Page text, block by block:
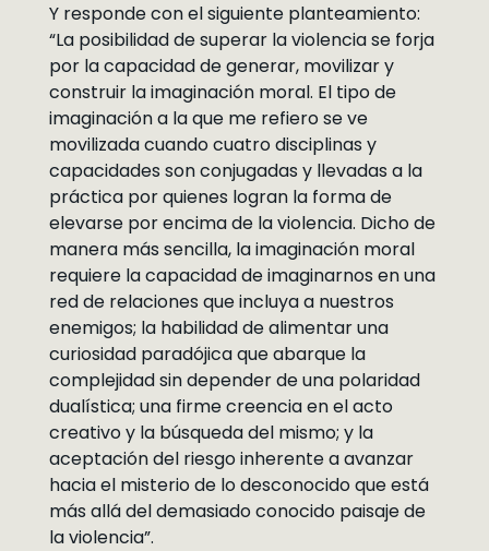
Y responde con el siguiente planteamiento:
“La posibilidad de superar la violencia se forja
por la capacidad de generar, movilizar y
construir la imaginación moral. El tipo de
imaginación a la que me refiero se ve
movilizada cuando cuatro disciplinas y
capacidades son conjugadas y llevadas a la
práctica por quienes logran la forma de
elevarse por encima de la violencia. Dicho de
manera más sencilla, la imaginación moral
requiere la capacidad de imaginarnos en una
red de relaciones que incluya a nuestros
enemigos; la habilidad de alimentar una
curiosidad paradójica que abarque la
complejidad sin depender de una polaridad
dualística; una firme creencia en el acto
creativo y la búsqueda del mismo; y la
aceptación del riesgo inherente a avanzar
hacia el misterio de lo desconocido que está
más allá del demasiado conocido paisaje de
la violencia”.